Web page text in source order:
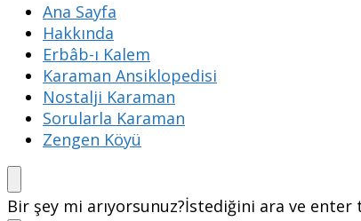
Ana Sayfa
Hakkında
Erbâb-ı Kalem
Karaman Ansiklopedisi
Nostalji Karaman
Sorularla Karaman
Zengen Köyü
Bir şey mi arıyorsunuz?İstediğini ara ve enter